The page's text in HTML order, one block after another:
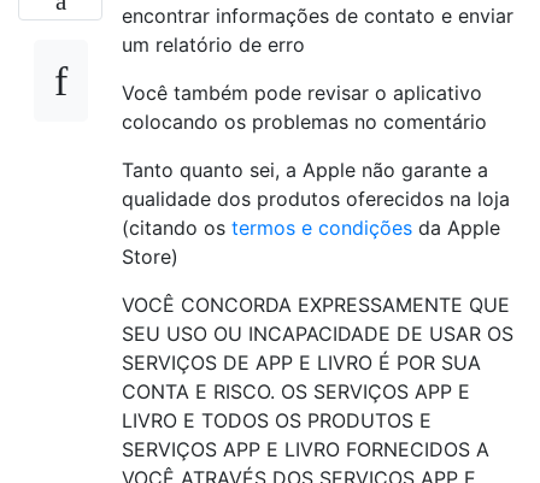
encontrar informações de contato e enviar
um relatório de erro
Você também pode revisar o aplicativo
colocando os problemas no comentário
Tanto quanto sei, a Apple não garante a
qualidade dos produtos oferecidos na loja
(citando os termos e condições da Apple
Store)
VOCÊ CONCORDA EXPRESSAMENTE QUE
SEU USO OU INCAPACIDADE DE USAR OS
SERVIÇOS DE APP E LIVRO É POR SUA
CONTA E RISCO. OS SERVIÇOS APP E
LIVRO E TODOS OS PRODUTOS E
SERVIÇOS APP E LIVRO FORNECIDOS A
VOCÊ ATRAVÉS DOS SERVIÇOS APP E